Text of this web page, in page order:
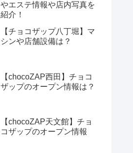
やエステ情報や店内写真を
紹介！
【チョコザップ八丁堀】マ
シンや店舗設備は？
【chocoZAP西田】チョコ
ザップのオープン情報は？
【chocoZAP天文館】チョ
コザップのオープン情報